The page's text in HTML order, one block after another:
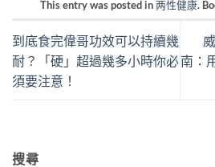
This entry was posted in两性健康.
到底食完偉哥功效可以持續幾
耐？「硬」超過幾多小時你必
須要注意！
南：
搜尋